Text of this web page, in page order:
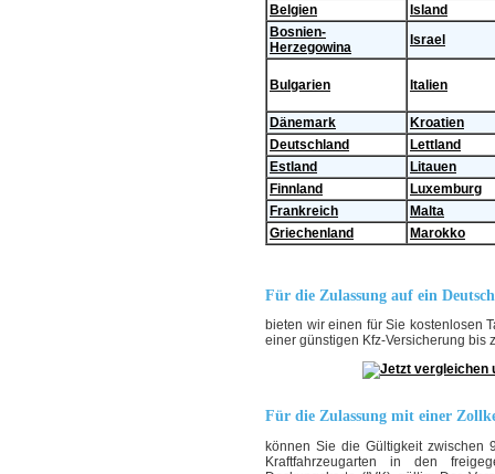
Belgien
Island
Bosnien-
Herzegowina
Israel
Bulgarien Italien
Dänemark
Kroatien
Deutschland
Lettland
Estland
Litauen
Finnland
Luxemburg
Frankreich
Malta
Griechenland
Marokko
Für die Zulassung auf ein
bieten wir einen für Sie kostenlosen
einer günstigen Kfz-Versicherung bis
Für die Zulassung mit einer
können Sie die Gültigkeit
Kraftfahrzeugarten in den